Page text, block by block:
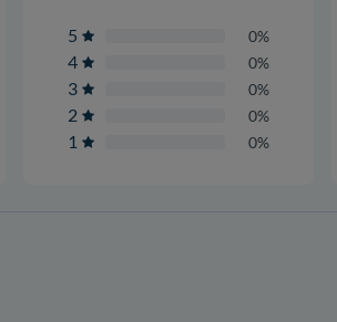
5 0%
4 0%
3 0%
2 0%
1 0%